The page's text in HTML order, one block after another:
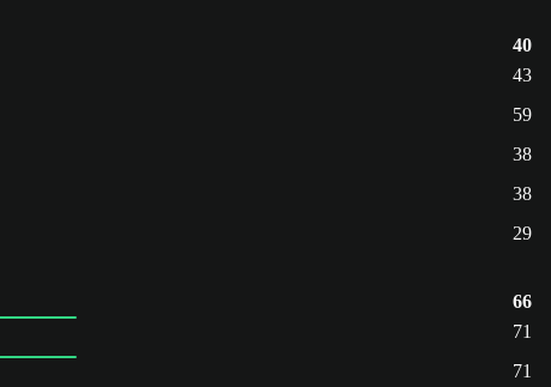
40
43
59
38
38
29
66
71
71